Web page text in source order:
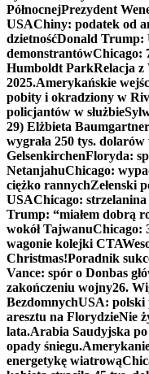
PółnocnejPrezydent
USAChiny: podatek od
dzietnośćDonald Trump:
demonstrantówChicago:
Humboldt ParkRelacja z
2025.Amerykańskie
pobity i okradziony w
policjantów w służbie
29) Elżbieta Baumgartner
wygrała 250 tys.
GelsenkirchenFloryda:
NetanjahuChicago:
ciężko rannychZełenski
USAChicago:
Trump: “miałem dobrą
wokół TajwanuChicago:
wagonie kolejki CTA
Christmas!Poradnik
Vance: spór o Donbas
zakończeniu wojny26.
BezdomnychUSA: polski
aresztu na FlorydzieNie
lata.Arabia Saudyjska
opady śniegu.
energetykę wiatrową